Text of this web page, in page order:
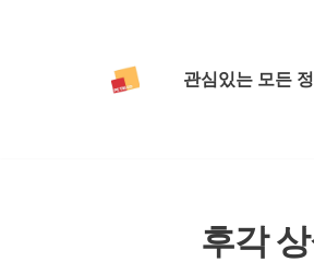
관심있는 모든
후각